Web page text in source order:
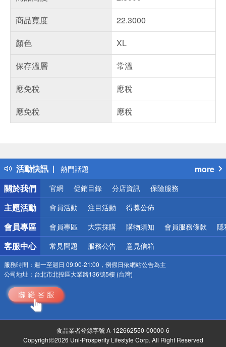
商品寬度
22.3000
顏色
XL
保存溫層
常溫
應免稅
應稅
應免稅
應稅
活動快訊
得獎公告
熱門話題
銀行優惠
偏遠地區配送
詐騙網頁！請小心！
more
關於我們
官網 促銷目錄 分店資訊 保險服務
主題活動 會員活動 注目活動 得獎公佈
會員專區 會員專區 大宗採購 購物須知 會員服務條款 隱
客服中心 常見問題 服務公告 意見信箱
服務時間： 週一至週日 09:00-21:00，例假日依網站公告為主
公司地址： 台北市北投區大業路136號5樓 (台灣)
食品業者登錄字號 A-122662550-00000-6
Copyright©2026 Uni-Prosperity Lifestyle Corp. All Right Reserved